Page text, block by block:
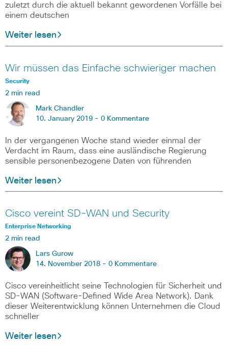
zuletzt durch die aktuell bekannt gewordenen Vorfälle bei
einem deutschen
Weiter lesen
Wir müssen das Einfache schwieriger machen
Security
2 min read
Mark Chandler
10. January 2019 - 0 Kommentare
In der vergangenen Woche stand wieder einmal der
Verdacht im Raum, dass eine ausländische Regierung
sensible personenbezogene Daten von führenden
Weiter lesen
Cisco vereint SD-WAN und Security
Enterprise Networking
2 min read
Lars Gurow
14. November 2018 - 0 Kommentare
Cisco vereinheitlicht seine Technologien für Sicherheit und
SD-WAN (Software-Defined Wide Area Network). Dank
dieser Weiterentwicklung können Unternehmen die Cloud
schneller
Weiter lesen